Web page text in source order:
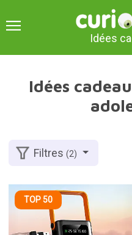
Idées
Idées
Filtres(2)
TOP 50